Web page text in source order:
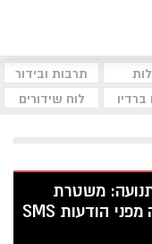
תרבות ובידור
לוח שידורים
משטרת
ישראל מזהירה מפני הודעות SMS